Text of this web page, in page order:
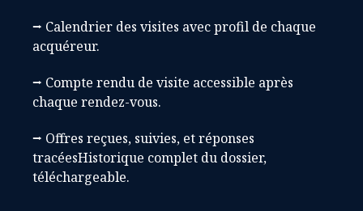
⭢ Calendrier des visites avec profil de chaque
acquéreur.
⭢ Compte rendu de visite accessible après
chaque rendez-vous.
⭢ Offres reçues, suivies, et réponses
tracéesHistorique complet du dossier,
téléchargeable.